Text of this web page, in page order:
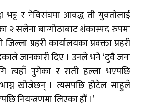
र नेविसंघमा आवद्ध ती युवतीलाई
२ सलेना बाग्गोठाबाट शंकास्पद रुपमा
प्रहरी कार्यालयका प्रवक्ता प्रहरी
जानकारी दिए । उनले भने ‘दुवै जना
त्यहाँ पुगेका र राती हल्ला भएपछि
भाग्न खोजेछन् । त्यसपछि होटेल साहुले
नियन्त्रणमा लिएका हौं ।’